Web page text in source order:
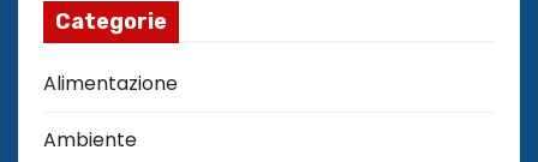
Categorie
Alimentazione
Ambiente